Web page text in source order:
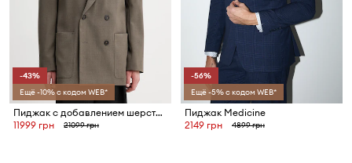
-43%
Ещё -10% с кодом WEB*
Пиджак с добавлением шерсти Filippa K
11999 грн
21099 грн
-56%
Ещё -5% с кодом WEB*
Пиджак Medicine
2149 грн
4899 грн